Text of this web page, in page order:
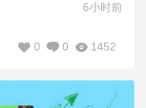
6小时前
1452
0
0